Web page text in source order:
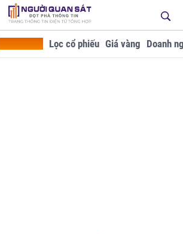
Lọc cổ phiếu Giá vàng Doanh